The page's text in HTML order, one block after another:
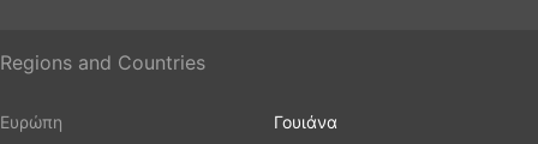
Regions and Countries
Ευρώπη
Γουιάνα